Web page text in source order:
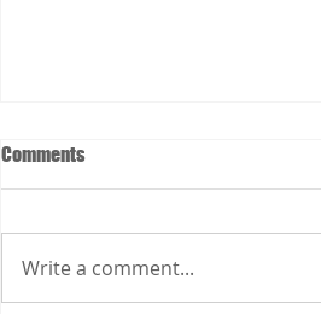
స్క్రబ్ టైఫస్
Comments
Write a comment...